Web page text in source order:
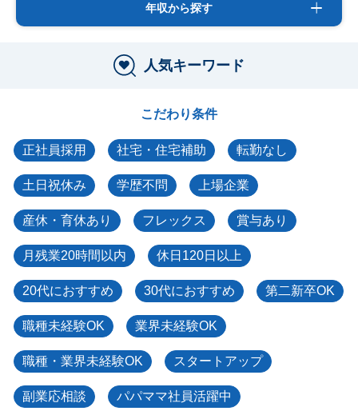
年収から探す
人気キーワード
こだわり条件
正社員採用 社宅・住宅補助 転勤なし
土日祝休み 学歴不問 上場企業
産休・育休あり フレックス 賞与あり
月残業20時間以内 休日120日以上
20代におすすめ 30代におすすめ 第二新卒OK
職種未経験OK 業界未経験OK
職種・業界未経験OK スタートアップ
副業応相談 パパママ社員活躍中